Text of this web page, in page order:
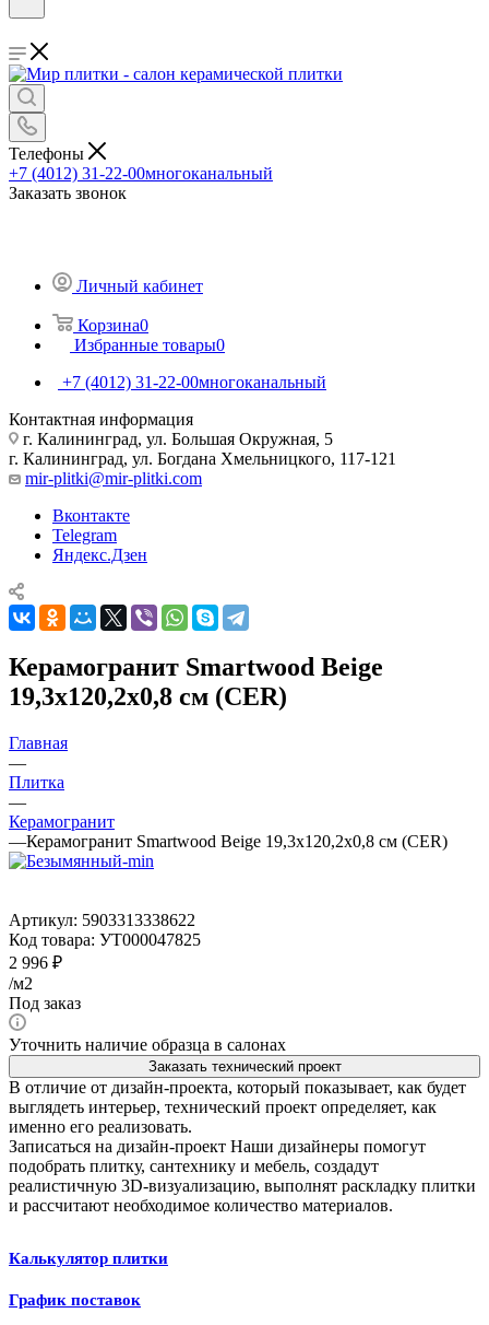
Телефоны
+7 (4012) 31-22-00многоканальный
Заказать звонок
Личный кабинет
Корзина0
Избранные товары0
+7 (4012) 31-22-00многоканальный
Контактная информация
г. Калининград, ул. Большая Окружная, 5
г. Калининград, ул. Богдана Хмельницкого, 117-121
mir-plitki@mir-plitki.com
Вконтакте
Telegram
Яндекс.Дзен
Керамогранит Smartwood Beige
19,3x120,2x0,8 см (CER)
Главная
—
Плитка
—
Керамогранит
—Керамогранит Smartwood Beige 19,3x120,2x0,8 см (CER)
Артикул: 5903313338622
Код товара: УТ000047825
2 996 ₽
/м2
Под заказ
Уточнить наличие образца в салонах
Заказать технический проект
В отличие от дизайн-проекта, который показывает, как будет
выглядеть интерьер, технический проект определяет, как
именно его реализовать.
Записаться на дизайн-проект Наши дизайнеры помогут
подобрать плитку, сантехнику и мебель, создадут
реалистичную 3D-визуализацию, выполнят раскладку плитки
и рассчитают необходимое количество материалов.
Калькулятор плитки
График поставок